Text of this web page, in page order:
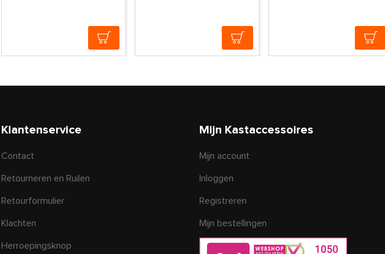
Klantenservice
Contact
Retourneren en Ruilen
Retourformulier
Klachten
Herroepingsknop
Mijn Kastaccessoires
Mijn account
Inloggen
Registreren
Mijn bestellingen